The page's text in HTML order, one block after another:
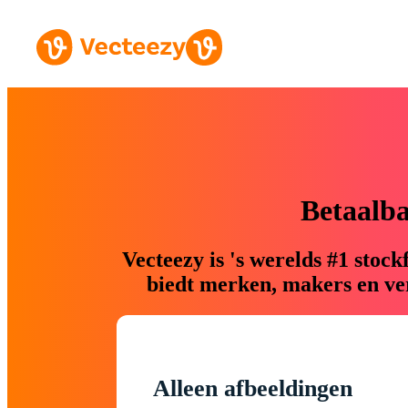
Vecteezy is 's werelds #1
biedt merken, makers en
Alleen afbeeldingen